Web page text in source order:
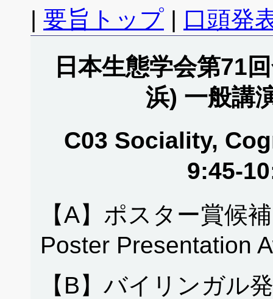
| 要旨トップ | 口頭発
日本生態学会第71
浜) 一般講
C03 Sociality,
9:45-
【A】ポスター賞候
Poster Presentation
【B】バイリンガル